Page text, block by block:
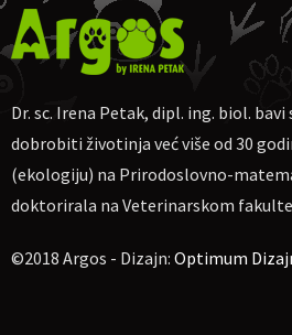
Dr. sc. Irena Petak, dipl. ing. biol.
dobrobiti životinja već više od 30
(ekologiju) na Prirodoslovno-
doktorirala na Veterinarskom
©2018 Argos - Dizajn: Optimum